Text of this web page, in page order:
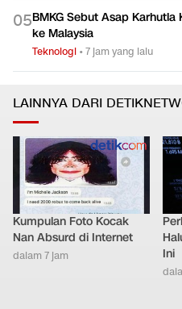
05BMKG Sebut Asap
ke Malaysia
Teknologi •7 jam yang lalu
LAINNYA DARI
Kumpulan Foto Kocak
Nan Absurd di Internet
dalam 7 jam
Ini